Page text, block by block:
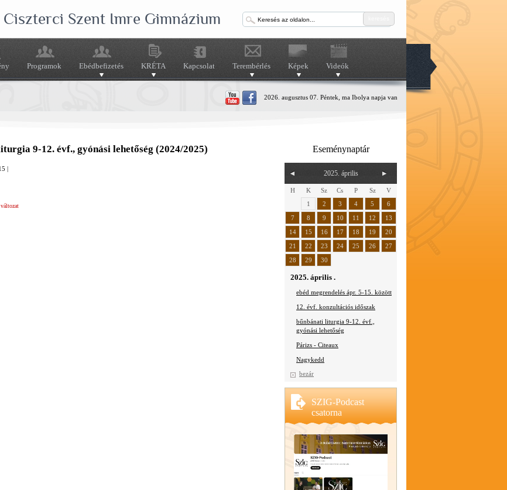
Ciszterci Szent Imre Gimnázium
Programok Ebédbefizetés KRÉTA Kapcsolat Terembérlés Képek Videók
2026. augusztus 07. Péntek, ma Ibolya napja van
9-12. évf., gyónási lehetőség (2024/2025)
|
Eseménynaptár
2025. április
H K Sz Cs P Sz
V
1
2 3 4 5
6
7
8 9 10 11 12
13
14
15 16 17 18 19
20
21
22 23 24 25 26
27
28
29 30
2025. április .
ebéd megrendelés ápr. 5-15. között
12. évf. konzultációs időszak
bűnbánati liturgia 9-12. évf.,
gyónási lehetőség
Párizs - Citeaux
Nagykedd
bezár
SZIG-Podcast
csatorna